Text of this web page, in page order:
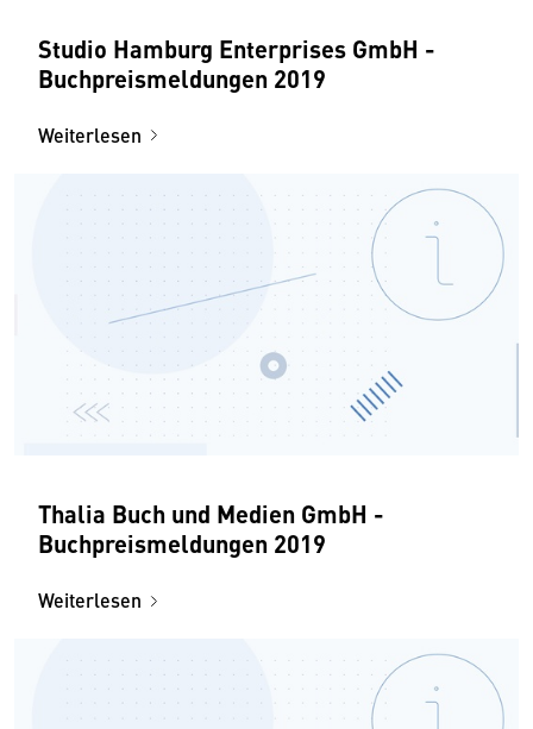
Studio Hamburg Enterprises GmbH -
Buchpreismeldungen 2019
Weiterlesen
Thalia Buch und Medien GmbH -
Buchpreismeldungen 2019
Weiterlesen